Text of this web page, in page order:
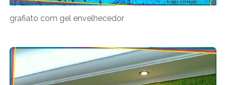
grafiato com gel envelhecedor